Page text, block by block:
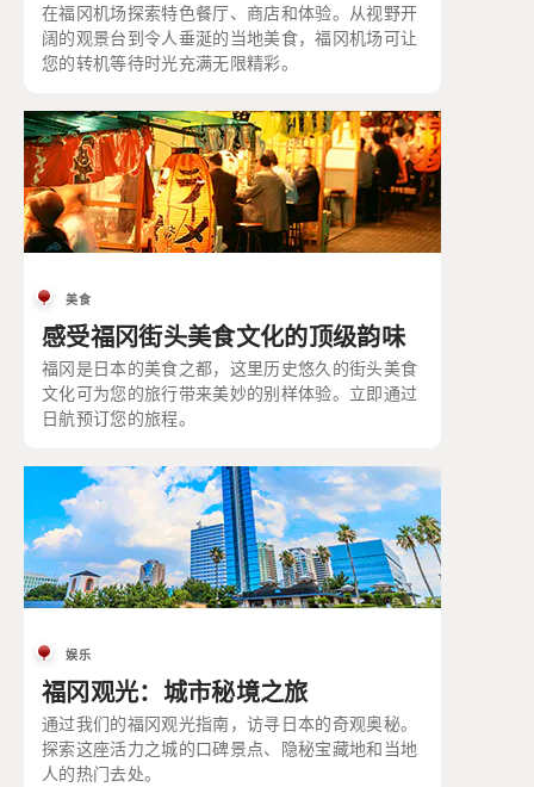
在福冈机场探索特色餐厅、商店和体验。从视野开
阔的观景台到令人垂涎的当地美食，福冈机场可让
您的转机等待时光充满无限精彩。
美食
感受福冈街头美食文化的顶级韵味
福冈是日本的美食之都，这里历史悠久的街头美食
文化可为您的旅行带来美妙的别样体验。立即通过
日航预订您的旅程。
娱乐
福冈观光：城市秘境之旅
通过我们的福冈观光指南，访寻日本的奇观奥秘。
探索这座活力之城的口碑景点、隐秘宝藏地和当地
人的热门去处。